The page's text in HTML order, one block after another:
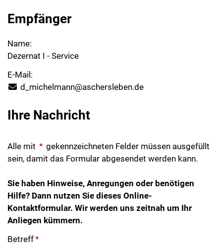
Empfänger
Name:
Dezernat I - Service
E-Mail:
d_michelmann@aschersleben.de
Ihre Nachricht
Alle mit * gekennzeichneten Felder müssen ausgefüllt
sein, damit das Formular abgesendet werden kann.
Sie haben Hinweise, Anregungen oder benötigen
Hilfe? Dann nutzen Sie dieses Online-
Kontaktformular. Wir werden uns zeitnah um Ihr
Anliegen kümmern.
Betreff*